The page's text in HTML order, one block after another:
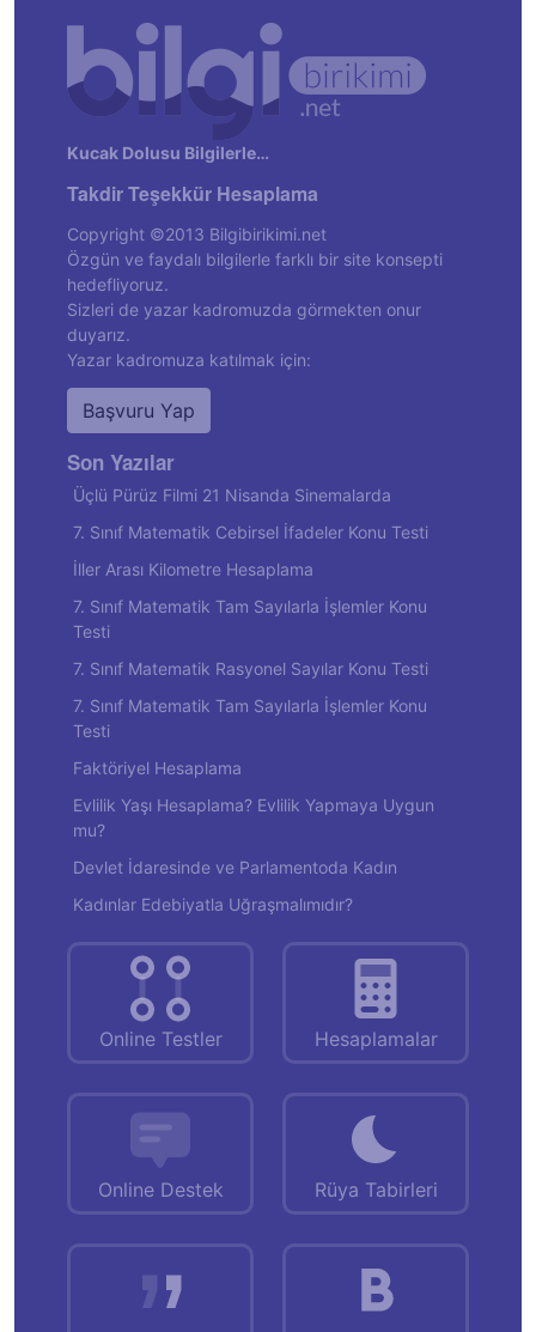
Kucak Dolusu Bilgilerle…
Takdir Teşekkür Hesaplama
Copyright ©2013 Bilgibirikimi.net
Özgün ve faydalı bilgilerle farklı bir site konsepti
hedefliyoruz.
Sizleri de yazar kadromuzda görmekten onur
duyarız.
Yazar kadromuza katılmak için:
Başvuru Yap
Son Yazılar
Üçlü Pürüz Filmi 21 Nisanda Sinemalarda
7. Sınıf Matematik Cebirsel İfadeler Konu Testi
İller Arası Kilometre Hesaplama
7. Sınıf Matematik Tam Sayılarla İşlemler Konu
Testi
7. Sınıf Matematik Rasyonel Sayılar Konu Testi
7. Sınıf Matematik Tam Sayılarla İşlemler Konu
Testi
Faktöriyel Hesaplama
Evlilik Yaşı Hesaplama? Evlilik Yapmaya Uygun
mu?
Devlet İdaresinde ve Parlamentoda Kadın
Kadınlar Edebiyatla Uğraşmalımıdır?
Online Testler Hesaplamalar
Online Destek Rüya Tabirleri